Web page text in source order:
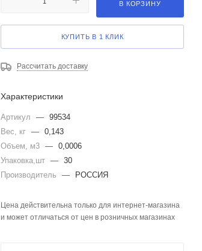
В КОРЗИНУ
КУПИТЬ В 1 КЛИК
Рассчитать доставку
Характеристики
Артикул — 99534
Вес, кг — 0,143
Объем, м3 — 0,0006
Упаковка,шт — 30
Производитель
— РОССИЯ
Цена действительна только для интернет-магазина
и может отличаться от цен в розничных магазинах